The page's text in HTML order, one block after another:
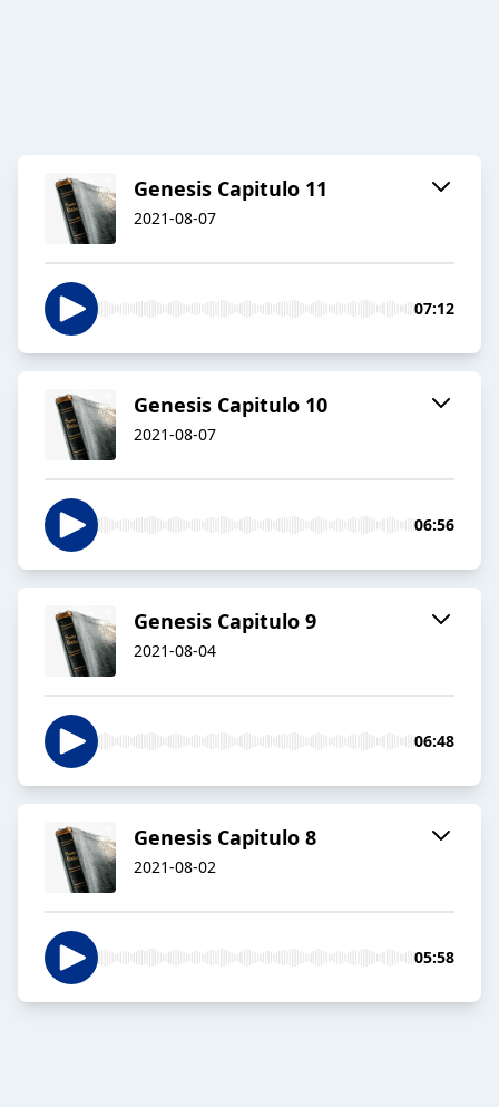
Genesis Capitulo 11
2021-08-07
07:12
Genesis Capitulo 10
2021-08-07
06:56
Genesis Capitulo 9
2021-08-04
06:48
Genesis Capitulo 8
2021-08-02
05:58